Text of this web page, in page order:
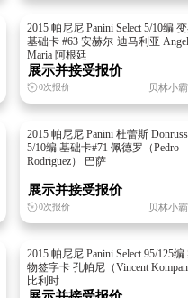
2015 帕尼尼 Panini Select 5/10编
基础卡 #63 安赫尔·迪马利亚
Maria 阿根廷
展示并接受报价
0次报价 贝林小霸
2015 帕尼尼 Panini 杜蕾斯 Donruss
5/10编 基础卡#71 佩德罗（Pedro
Rodriguez） 巴萨
展示并接受报价
0次报价 贝林小霸
2015 帕尼尼 Panini Select 95/125编
物签字卡 孔帕尼（Vincent
比利时